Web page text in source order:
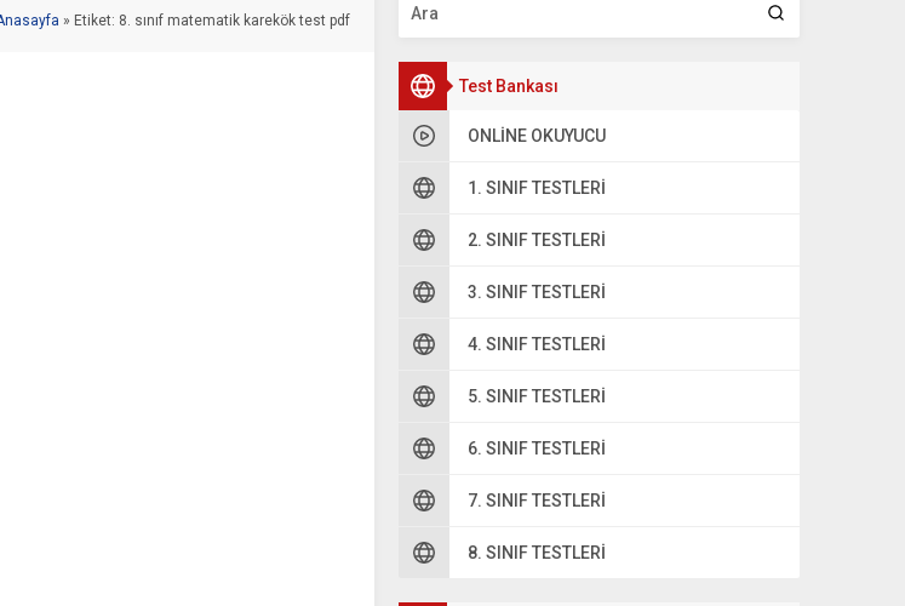
Test Bankası
ONLINE OKUYUCU
1. SINIF TESTLERI
2. SINIF TESTLERI
3. SINIF TESTLERI
4. SINIF TESTLERI
5. SINIF TESTLERI
6. SINIF TESTLERI
7. SINIF TESTLERI
8. SINIF TESTLERI
» Etiket: 8. sınıf matematik karekök test pdf